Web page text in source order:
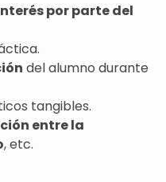
por parte del
del alumno durante
tangibles.
entre la
, etc.